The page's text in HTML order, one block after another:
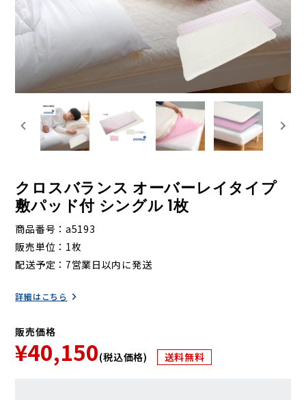
クロスバランス オーバーレイタイプ
敷パッド付 シングル 1枚
商品番号
a5193
販売単位
1枚
配送予定
7営業日以内に発送
詳細はこちら
販売価格
¥40,150(税込価格) 送料無料